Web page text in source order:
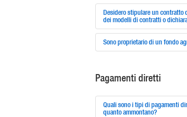
Desidero stipulare un contratto
dei modelli di contratti o
Sono proprietario di un fondo
Pagamenti diretti
Quali sono i tipi di pagamenti
quanto ammontano?